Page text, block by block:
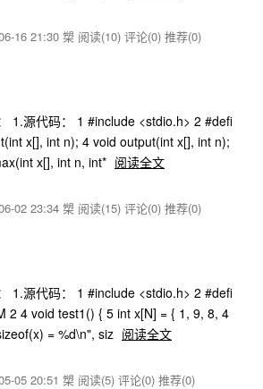
16 21:30 槊 阅读(10) 评论(0) 推荐(0)
1.源代码： 1 #include <stdio.h> 2 #defi
x[], int n); 4 void output(int x[], int n);
x[], int n, int* 阅读全文
02 23:34 槊 阅读(15) 评论(0) 推荐(0)
1.源代码： 1 #include <stdio.h> 2 #defi
2 4 void test1() { 5 int x[N] = { 1, 9, 8, 4
= %d\n", siz 阅读全文
05 20:51 槊 阅读(5) 评论(0) 推荐(0)